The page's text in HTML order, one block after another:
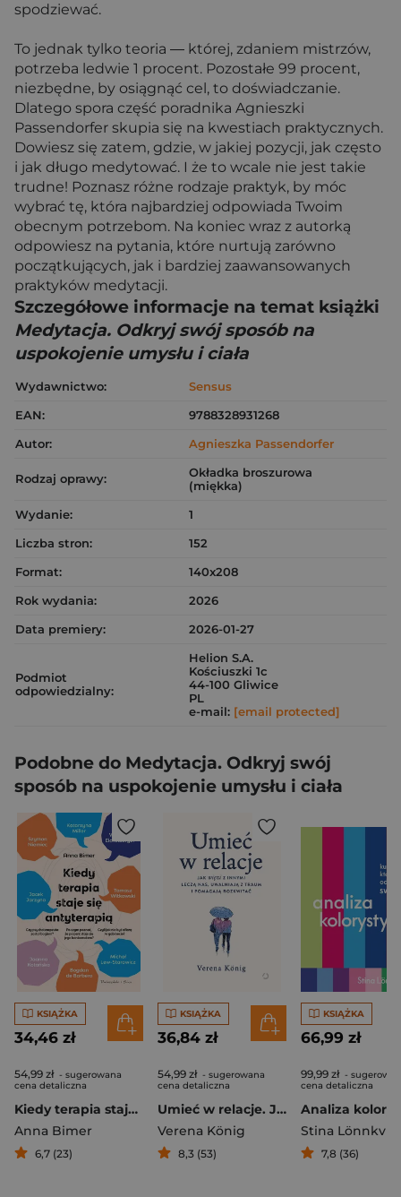
spodziewać.
To jednak tylko teoria ― której, zdaniem mistrzów,
potrzeba ledwie 1 procent. Pozostałe 99 procent,
niezbędne, by osiągnąć cel, to doświadczanie.
Dlatego spora część poradnika Agnieszki
Passendorfer skupia się na kwestiach praktycznych.
Dowiesz się zatem, gdzie, w jakiej pozycji, jak często
i jak długo medytować. I że to wcale nie jest takie
trudne! Poznasz różne rodzaje praktyk, by móc
wybrać tę, która najbardziej odpowiada Twoim
obecnym potrzebom. Na koniec wraz z autorką
odpowiesz na pytania, które nurtują zarówno
początkujących, jak i bardziej zaawansowanych
praktyków medytacji.
Szczegółowe informacje na temat książki
Medytacja. Odkryj swój sposób na
uspokojenie umysłu i ciała
Wydawnictwo:
Sensus
EAN:
9788328931268
Autor:
Agnieszka Passendorfer
Rodzaj oprawy:
Okładka broszurowa
(miękka)
Wydanie:
1
Liczba stron:
152
Format:
140x208
Rok wydania:
2026
Data premiery:
2026-01-27
Podmiot
odpowiedzialny:
Helion S.A.
Kościuszki 1c
44-100 Gliwice
PL
e-mail: [email protected]
Podobne do Medytacja. Odkryj swój
sposób na uspokojenie umysłu i ciała
KSIĄŻKA
34,46 zł
54,99 zł - sugerowana
cena detaliczna
Kiedy terapia staje się antyterapią
Anna Bimer
6,7 (23)
KSIĄŻKA
36,84 zł
54,99 zł - sugerowana
cena detaliczna
Umieć w relacje. Jak więzi z innymi leczą nas, uwalniają z traum i pomagają rozkwitać
Verena König
8,3 (53)
KSIĄŻKA
66,99 zł
99,99 zł -
cena detaliczna
Stina Lönnkvist
7,8 (36)